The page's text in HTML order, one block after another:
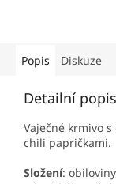
Popis Diskuze
Detailní
Vaječné krmivo s
chili papričkami.
Složení: